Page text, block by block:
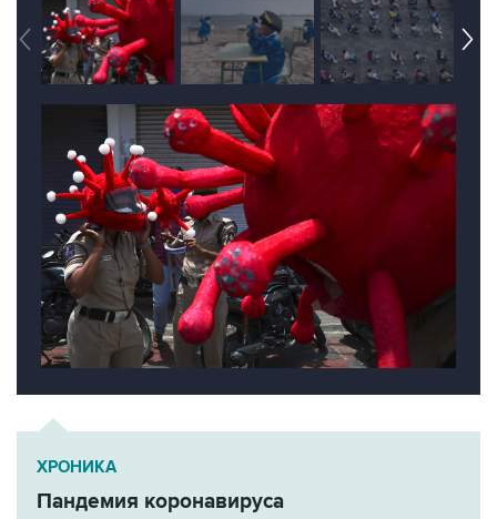
ХРОНИКА
Пандемия коронавируса